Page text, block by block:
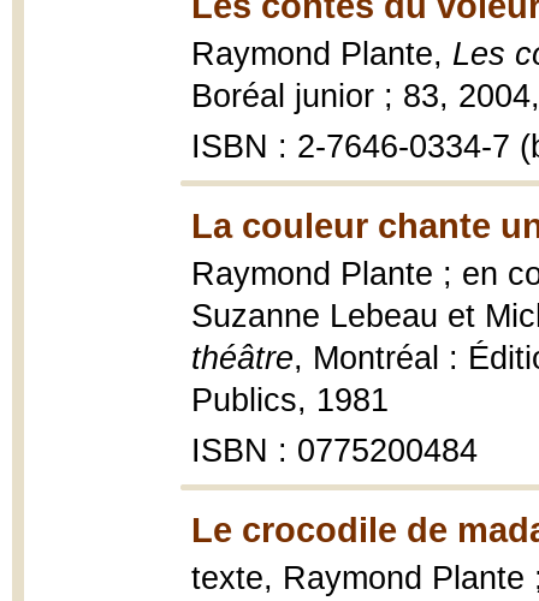
Raymond Plante, Les
Boréal junior ; 83,
ISBN : 2-7646-0334-7
La couleur chante
Raymond Plante ; en
Suzanne Lebeau et
théâtre, Montréal :
Publics, 1981
ISBN : 0775200484
Le crocodile de
texte, Raymond